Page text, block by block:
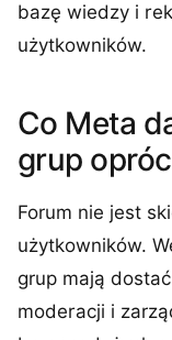
bazę wiedzy i
użytkowników.
Co Meta
grup
Forum nie jest
użytkowników.
grup mają
moderacji i